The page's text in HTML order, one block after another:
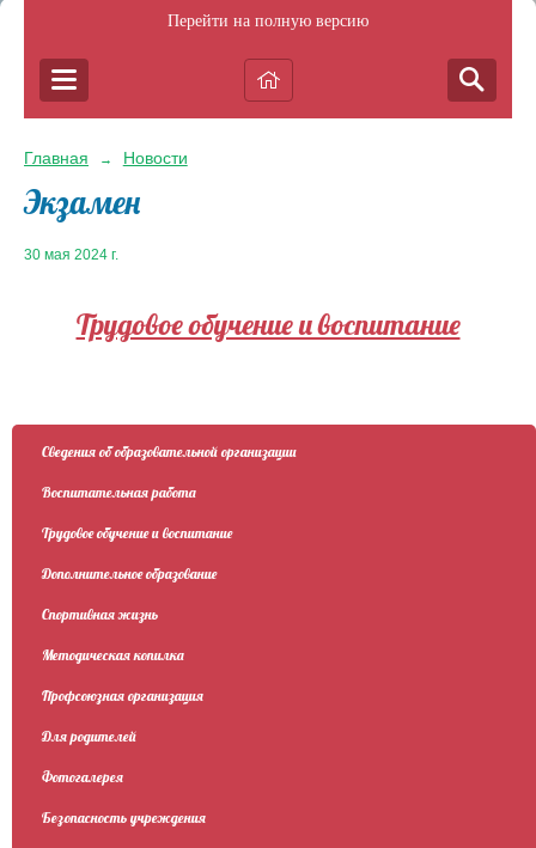
Перейти на полную версию
Главная → Новости
Экзамен
30 мая 2024 г.
Трудовое обучение и воспитание
Сведения об образовательной организации
Воспитательная работа
Трудовое обучение и воспитание
Дополнительное образование
Спортивная жизнь
Методическая копилка
Профсоюзная организация
Для родителей
Фотогалерея
Безопасность учреждения